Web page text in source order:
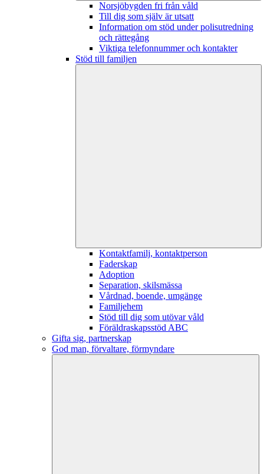
Norsjöbygden fri från våld
Till dig som själv är utsatt
Information om stöd under polisutredning
och rättegång
Viktiga telefonnummer och kontakter
Stöd till familjen
Kontaktfamilj, kontaktperson
Faderskap
Adoption
Separation, skilsmässa
Vårdnad, boende, umgänge
Familjehem
Stöd till dig som utövar våld
Föräldraskapsstöd ABC
Gifta sig, partnerskap
God man, förvaltare, förmyndare